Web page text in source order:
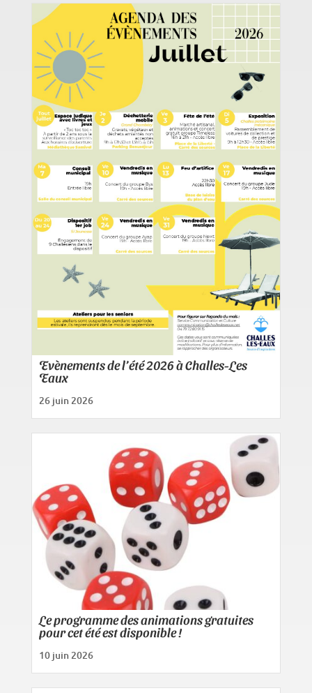
Evènements de l’été 2026 à Challes-Les
Eaux
26 juin 2026
Le programme des animations gratuites
pour cet été est disponible !
10 juin 2026